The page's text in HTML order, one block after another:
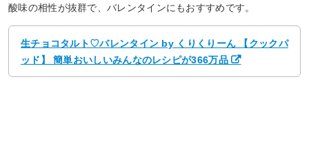
酸味の相性が抜群で、バレンタインにもおすすめです。
生チョコタルト♡バレンタイン by くりくりーん 【クックパ
ッド】 簡単おいしいみんなのレシピが366万品